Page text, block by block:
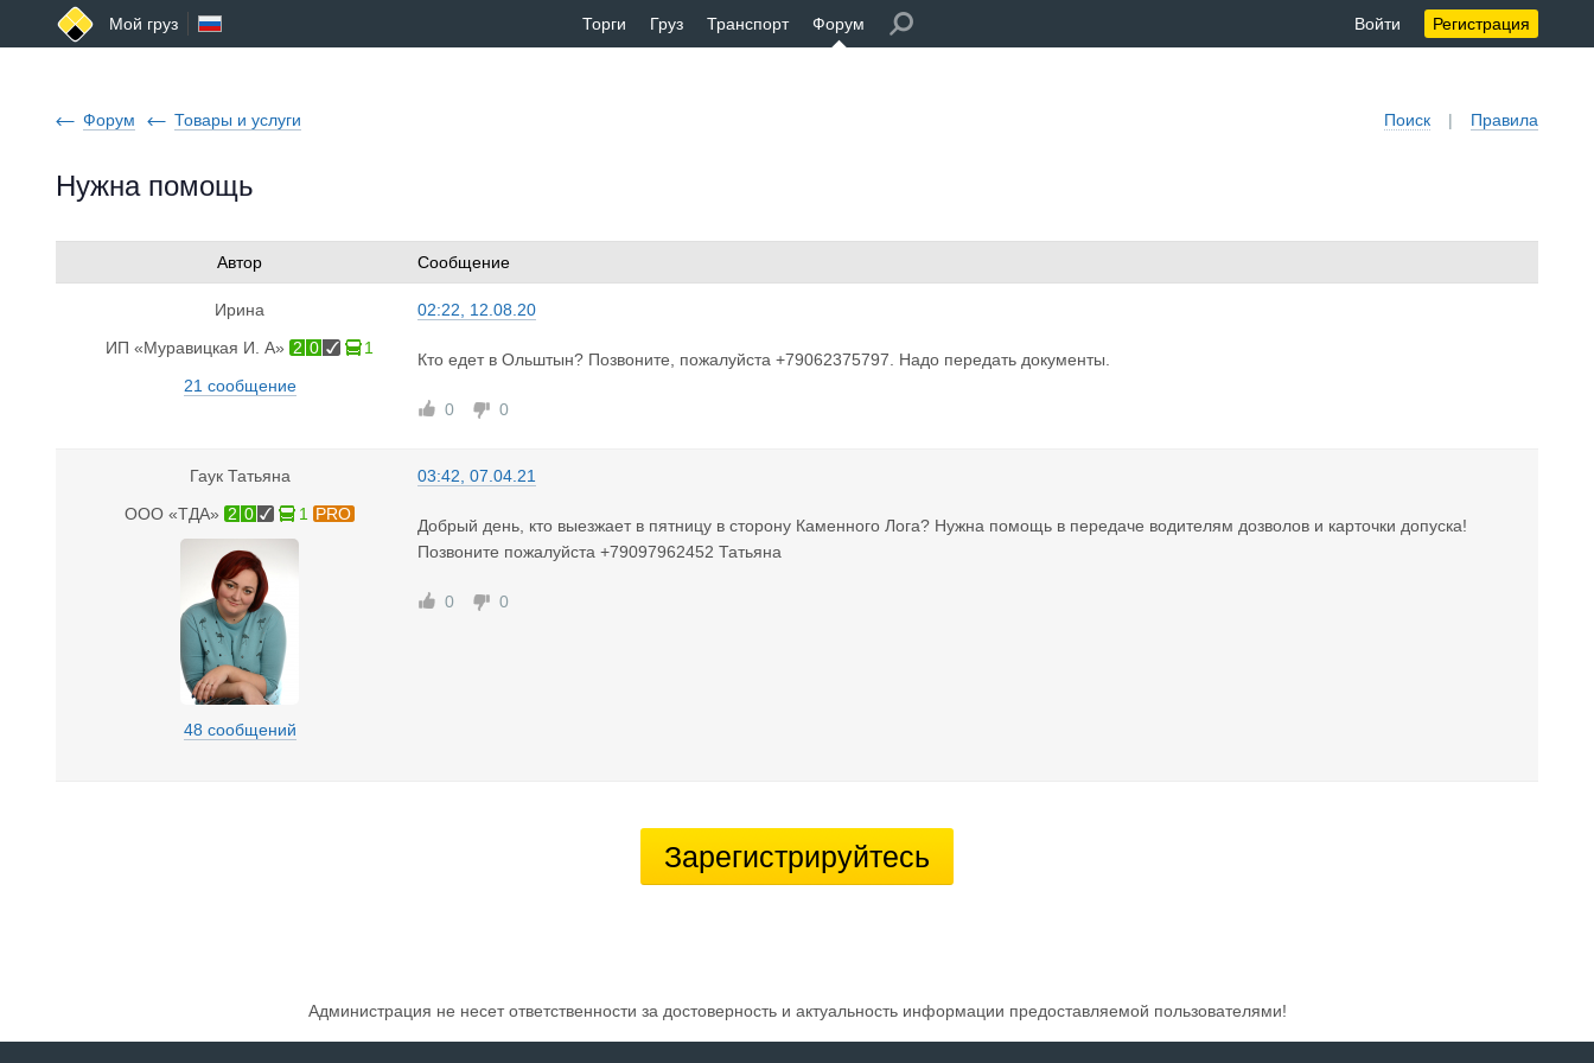
Мой груз Торги Груз Транспорт Форум Войти Регистрация
Поиск | Правила
Форум Товары и услуги
Нужна помощь
Автор Сообщение
Ирина
ИП «Муравицкая И. А» 2 0
1
21 сообщение
02:22, 12.08.20
Кто едет в Ольштын? Позвоните, пожалуйста +79062375797. Надо передать документы.
0 0
Гаук Татьяна
ООО «ТДА» 2 0 1 PRO
48 сообщений
03:42, 07.04.21
Добрый день, кто выезжает в пятницу в сторону Каменного Лога? Нужна помощь в передаче водителям дозволов и карточки допуска!
Позвоните пожалуйста +79097962452 Татьяна
0 0
Зарегистрируйтесь
Администрация не несет ответственности за достоверность и актуальность информации предоставляемой пользователями!